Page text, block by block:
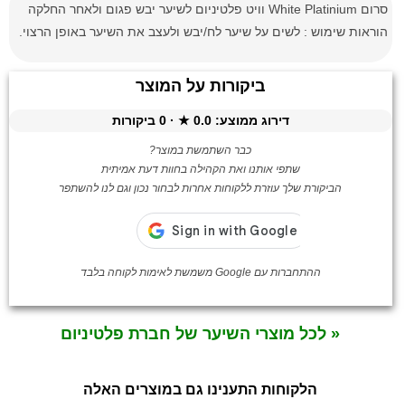
סרום White Platinium וויט פלטיניום לשיער יבש פגום ולאחר החלקה
הוראות שימוש : לשים על שיער לח/יבש ולעצב את השיער באופן הרצוי.
ביקורות על המוצר
דירוג ממוצע:0.0
★ ·
0 ביקורות
כבר השתמשת במוצר?
שתפי אותנו ואת הקהילה בחוות דעת אמיתית
הביקורת שלך עוזרת ללקוחות אחרות לבחור נכון וגם לנו להשתפר
ההתחברות עם Google משמשת לאימות לקוחה בלבד
« לכל מוצרי השיער של חברת פלטיניום
הלקוחות התענינו גם במוצרים האלה